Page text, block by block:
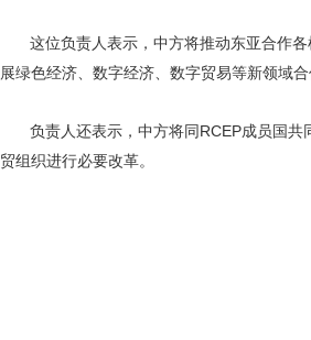
这位负责人表示，中方将推动东亚合作
展绿色经济、数字经济、数字贸易等新领域
负责人还表示，中方将同RCEP成员国
贸组织进行必要改革。